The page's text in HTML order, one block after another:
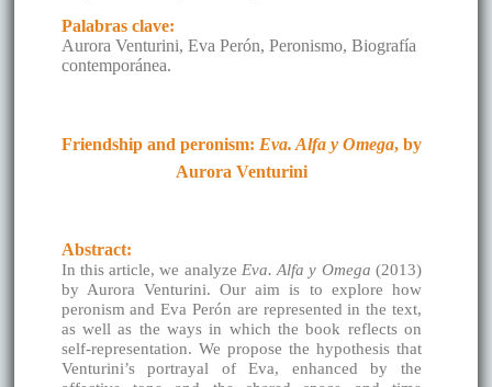
Palabras clave:
Aurora Venturini, Eva Perón, Peronismo, Biografía
contemporánea.
Friendship and peronism: Eva. Alfa y Omega, by
Aurora Venturini
Abstract:
In this article, we analyze Eva. Alfa y Omega (2013)
by Aurora Venturini. Our aim is to explore how
peronism and Eva Perón are represented in the text,
as well as the ways in which the book reflects on
self-representation. We propose the hypothesis that
Venturini’s portrayal of Eva, enhanced by the